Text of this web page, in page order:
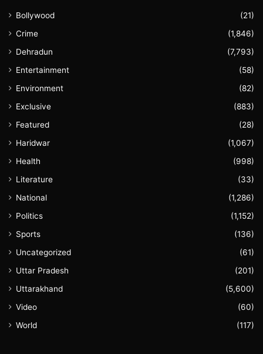
Bollywood
(21)
Crime
(1,846)
Dehradun
(7,793)
Entertainment
(58)
Environment
(82)
Exclusive
(883)
Featured
(28)
Haridwar
(1,067)
Health
(998)
Literature
(33)
National
(1,286)
Politics
(1,152)
Sports
(136)
Uncategorized
(61)
Uttar Pradesh
(201)
Uttarakhand
(5,600)
Video
(60)
World
(117)